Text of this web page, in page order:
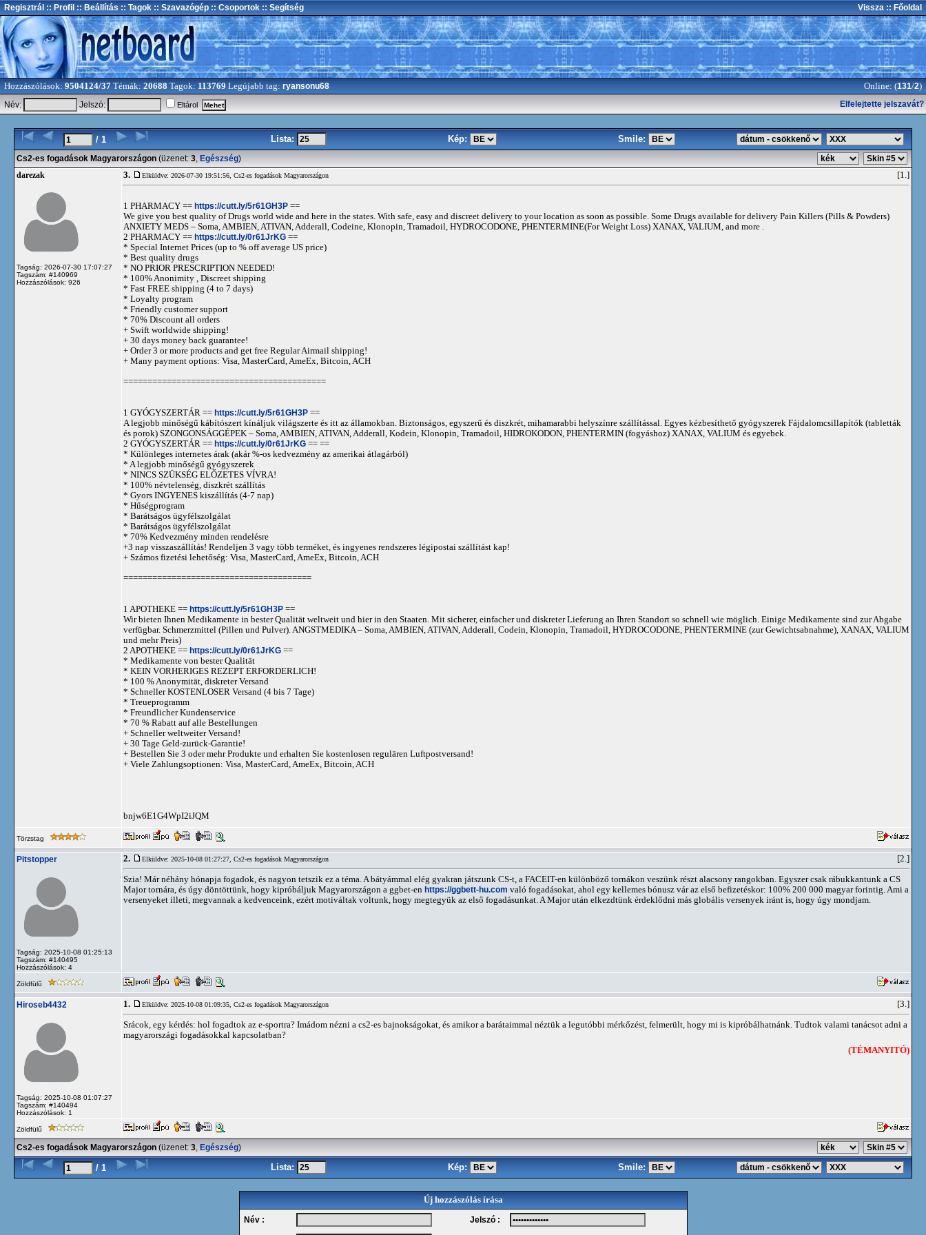
Regisztrál :: Profil :: Beállítás :: Tagok :: Szavazógép :: Csoportok :: Segítség Vissza :: Főoldal
Hozzászólások: 9504124/37 Témák: 20688 Tagok: 113769 Legújabb tag: ryansonu68 Online: (131/2)
Név: Jelszó: Eltárol Elfelejtette jelszavát?
/ 1 Lista: Kép: Smile:
Cs2-es fogadások Magyarországon (üzenet: 3, Egészség)
darezak
Tagság: 2026-07-30 17:07:27
Tagszám: #140969
Hozzászólások: 926
3. Elküldve: 2026-07-30 19:51:56, Cs2-es fogadások Magyarországon [1.]
1 PHARMACY == https://cutt.ly/5r61GH3P ==
We give you best quality of Drugs world wide and here in the states. With safe, easy and discreet delivery to your location as soon as possible. Some Drugs available for delivery Pain Killers (Pills & Powders)
ANXIETY MEDS – Soma, AMBIEN, ATIVAN, Adderall, Codeine, Klonopin, Tramadoil, HYDROCODONE, PHENTERMINE(For Weight Loss) XANAX, VALIUM, and more .
2 PHARMACY == https://cutt.ly/0r61JrKG ==
* Special Internet Prices (up to % off average US price)
* Best quality drugs
* NO PRIOR PRESCRIPTION NEEDED!
* 100% Anonimity , Discreet shipping
* Fast FREE shipping (4 to 7 days)
* Loyalty program
* Friendly customer support
* 70% Discount all orders
+ Swift worldwide shipping!
+ 30 days money back guarantee!
+ Order 3 or more products and get free Regular Airmail shipping!
+ Many payment options: Visa, MasterCard, AmeEx, Bitcoin, ACH
==========================================
1 GYÓGYSZERTÁR == https://cutt.ly/5r61GH3P ==
A legjobb minőségű kábítószert kínáljuk világszerte és itt az államokban. Biztonságos, egyszerű és diszkrét, mihamarabbi helyszínre szállítással. Egyes kézbesíthető gyógyszerek Fájdalomcsillapítók (tabletták
és porok) SZONGONSÁGGÉPEK – Soma, AMBIEN, ATIVAN, Adderall, Kodein, Klonopin, Tramadoil, HIDROKODON, PHENTERMIN (fogyáshoz) XANAX, VALIUM és egyebek.
2 GYÓGYSZERTÁR == https://cutt.ly/0r61JrKG == ==
* Különleges internetes árak (akár %-os kedvezmény az amerikai átlagárból)
* A legjobb minőségű gyógyszerek
* NINCS SZÜKSÉG ELŐZETES VÍVRA!
* 100% névtelenség, diszkrét szállítás
* Gyors INGYENES kiszállítás (4-7 nap)
* Hűségprogram
* Barátságos ügyfélszolgálat
* Barátságos ügyfélszolgálat
* 70% Kedvezmény minden rendelésre
+3 nap visszaszállítás! Rendeljen 3 vagy több terméket, és ingyenes rendszeres légipostai szállítást kap!
+ Számos fizetési lehetőség: Visa, MasterCard, AmeEx, Bitcoin, ACH
=======================================
1 APOTHEKE == https://cutt.ly/5r61GH3P ==
Wir bieten Ihnen Medikamente in bester Qualität weltweit und hier in den Staaten. Mit sicherer, einfacher und diskreter Lieferung an Ihren Standort so schnell wie möglich. Einige Medikamente sind zur Abgabe
verfügbar. Schmerzmittel (Pillen und Pulver). ANGSTMEDIKA – Soma, AMBIEN, ATIVAN, Adderall, Codein, Klonopin, Tramadoil, HYDROCODONE, PHENTERMINE (zur Gewichtsabnahme), XANAX, VALIUM
und mehr Preis)
2 APOTHEKE == https://cutt.ly/0r61JrKG ==
* Medikamente von bester Qualität
* KEIN VORHERIGES REZEPT ERFORDERLICH!
* 100 % Anonymität, diskreter Versand
* Schneller KOSTENLOSER Versand (4 bis 7 Tage)
* Treueprogramm
* Freundlicher Kundenservice
* 70 % Rabatt auf alle Bestellungen
+ Schneller weltweiter Versand!
+ 30 Tage Geld-zurück-Garantie!
+ Bestellen Sie 3 oder mehr Produkte und erhalten Sie kostenlosen regulären Luftpostversand!
+ Viele Zahlungsoptionen: Visa, MasterCard, AmeEx, Bitcoin, ACH
bnjw6E1G4WpI2iJQM
Törzstag
Pitstopper
Tagság: 2025-10-08 01:25:13
Tagszám: #140495
Hozzászólások: 4
2. Elküldve: 2025-10-08 01:27:27, Cs2-es fogadások Magyarországon [2.]
Szia! Már néhány hónapja fogadok, és nagyon tetszik ez a téma. A bátyámmal elég gyakran játszunk CS-t, a FACEIT-en különböző tornákon veszünk részt alacsony rangokban. Egyszer csak rábukkantunk a CS
Major tornára, és úgy döntöttünk, hogy kipróbáljuk Magyarországon a ggbet-en https://ggbett-hu.com való fogadásokat, ahol egy kellemes bónusz vár az első befizetéskor: 100% 200 000 magyar forintig. Ami a
versenyeket illeti, megvannak a kedvenceink, ezért motiváltak voltunk, hogy megtegyük az első fogadásunkat. A Major után elkezdtünk érdeklődni más globális versenyek iránt is, hogy úgy mondjam.
Zöldfülű
Hiroseb4432
Tagság: 2025-10-08 01:07:27
Tagszám: #140494
Hozzászólások: 1
1. Elküldve: 2025-10-08 01:09:35, Cs2-es fogadások Magyarországon [3.]
Srácok, egy kérdés: hol fogadtok az e-sportra? Imádom nézni a cs2-es bajnokságokat, és amikor a barátaimmal néztük a legutóbbi mérkőzést, felmerült, hogy mi is kipróbálhatnánk. Tudtok valami tanácsot adni a
magyarországi fogadásokkal kapcsolatban?
(TÉMANYITÓ)
Zöldfülű
Cs2-es fogadások Magyarországon (üzenet: 3, Egészség)
/ 1 Lista: Kép: Smile:
Új hozzászólás írása
Név : Jelszó :